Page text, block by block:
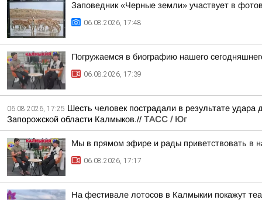
Заповедник «Черные земли» участвует в
06.08.2026, 17:48
Погружаемся в биографию нашего
06.08.2026, 17:39
06.08.2026, 17:25 Шесть человек пострадали в результате
Запорожской области Калмыков.// ТАСС / Юг
Мы в прямом эфире и рады приветствовать в
06.08.2026, 17:17
На фестивале лотосов в Калмыкии покажут